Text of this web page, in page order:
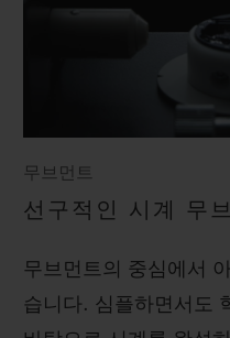
무브먼트
선구적인 시계 무
무브먼트의 중심에서
습니다. 심플하면서도